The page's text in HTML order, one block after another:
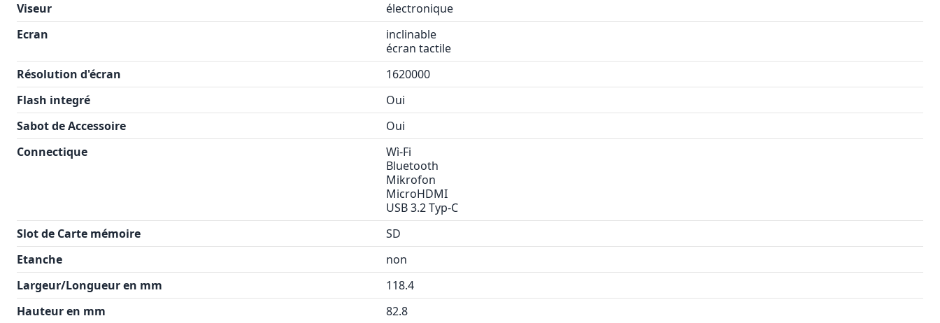
Viseur
électronique
Ecran
inclinable
écran tactile
Résolution d'écran
1620000
Flash integré
Oui
Sabot de Accessoire
Oui
Connectique
Wì-Fi
Bluetooth
Mikrofon
MicroHDMI
USB 3.2 Typ-C
Slot de Carte mémoire
SD
Etanche
non
Largeur/Longueur en mm
118.4
Hauteur en mm
82.8